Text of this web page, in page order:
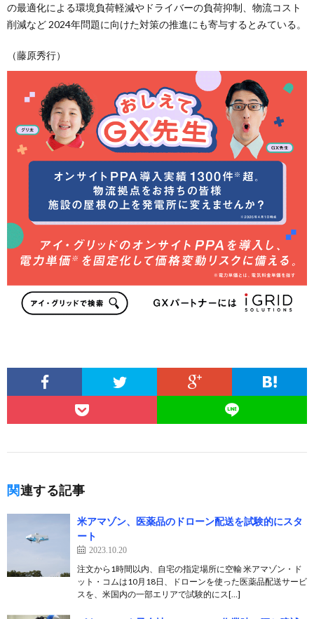
の最適化による環境負荷軽減やドライバーの負荷抑制、物流コスト
削減など 2024年問題に向けた対策の推進にも寄与するとみている。
（藤原秀行）
関連する記事
米アマゾン、医薬品のドローン配送を試験的にスタ
ート
2023.10.20
注文から1時間以内、自宅の指定場所に空輸 米アマゾン・ド
ット・コムは10月18日、ドローンを使った医薬品配送サービ
スを、米国内の一部エリアで試験的にス[…]